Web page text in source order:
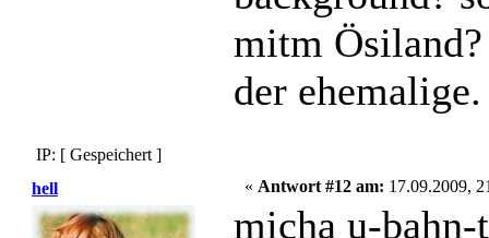
mitm
der ehemalige.
IP: [ Gespeichert ]
hell
« Antwort #12 am: 17.09.2009,
micha u-